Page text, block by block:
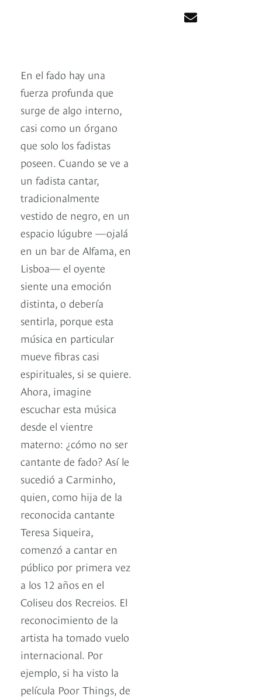
En el fado hay una
fuerza profunda que
surge de algo interno,
casi como un órgano
que solo los fadistas
poseen. Cuando se ve a
un fadista cantar,
tradicionalmente
vestido de negro, en un
espacio lúgubre —ojalá
en un bar de Alfama, en
Lisboa— el oyente
siente una emoción
distinta, o debería
sentirla, porque esta
música en particular
mueve fibras casi
espirituales, si se quiere.
Ahora, imagine
escuchar esta música
desde el vientre
materno: ¿cómo no ser
cantante de fado? Así le
sucedió a Carminho,
quien, como hija de la
reconocida cantante
Teresa Siqueira,
comenzó a cantar en
público por primera vez
a los 12 años en el
Coliseu dos Recreios. El
reconocimiento de la
artista ha tomado vuelo
internacional. Por
ejemplo, si ha visto la
película Poor Things, de